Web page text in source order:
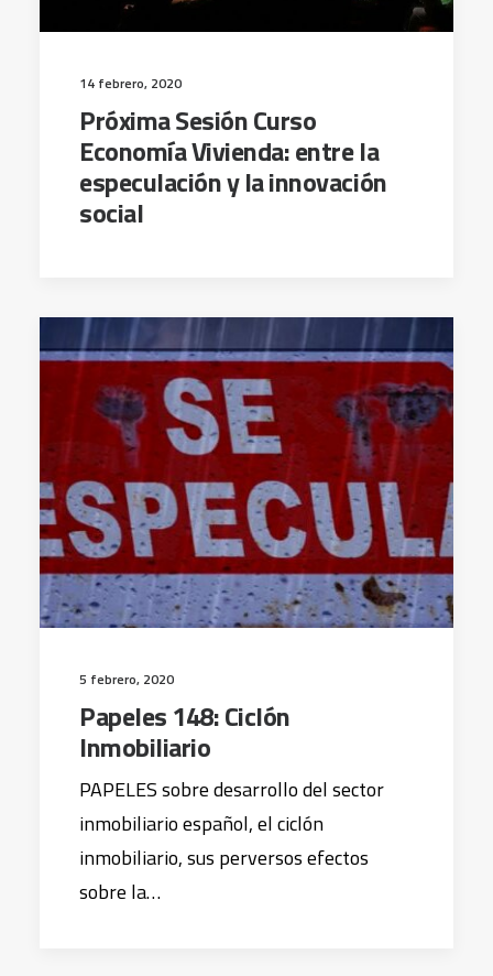
14 febrero, 2020
Próxima Sesión Curso
Economía Vivienda: entre la
especulación y la innovación
social
5 febrero, 2020
Papeles 148: Ciclón
Inmobiliario
PAPELES sobre desarrollo del sector
inmobiliario español, el ciclón
inmobiliario, sus perversos efectos
sobre la…